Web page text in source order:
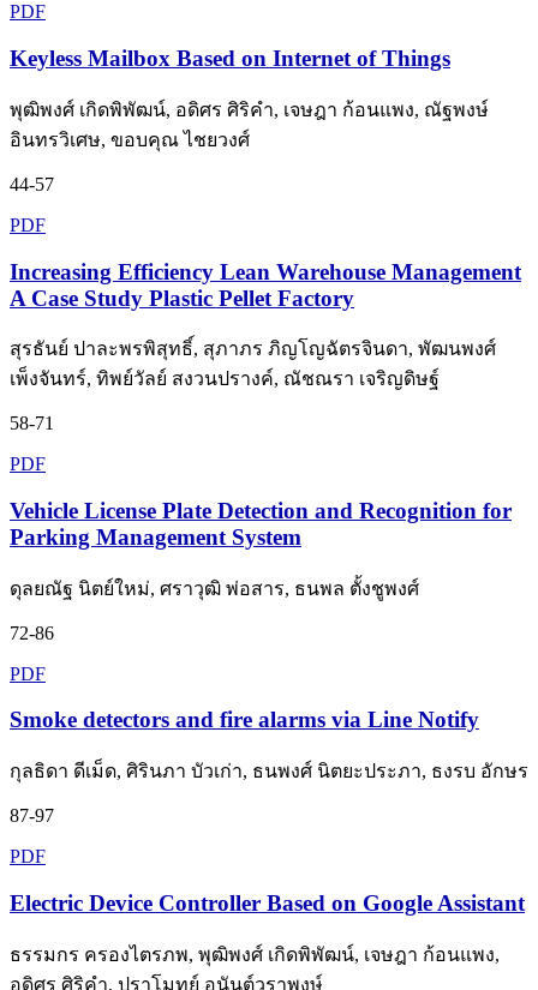
PDF
Keyless Mailbox Based on Internet of Things
พุฒิพงศ์ เกิดพิพัฒน์, อดิศร ศิริคำ, เจษฎา ก้อนแพง, ณัฐพงษ์
อินทรวิเศษ, ขอบคุณ ไชยวงศ์
44-57
PDF
Increasing Efficiency Lean Warehouse Management
A Case Study Plastic Pellet Factory
สุรธันย์ ปาละพรพิสุทธิ์, สุภาภร ภิญโญฉัตรจินดา, พัฒนพงศ์
เพ็งจันทร์, ทิพย์วัลย์ สงวนปรางค์, ณัชณรา เจริญดิษฐ์
58-71
PDF
Vehicle License Plate Detection and Recognition for
Parking Management System
ดุลยณัฐ นิตย์ใหม่, ศราวุฒิ พ่อสาร, ธนพล ตั้งชูพงศ์
72-86
PDF
Smoke detectors and fire alarms via Line Notify
กุลธิดา ดีเม็ด, ศิรินภา บัวเก่า, ธนพงศ์ นิตยะประภา, ธงรบ อักษร
87-97
PDF
Electric Device Controller Based on Google Assistant
ธรรมกร ครองไตรภพ, พุฒิพงศ์ เกิดพิพัฒน์, เจษฎา ก้อนแพง,
อดิศร ศิริคำ, ปราโมทย์ อนันต์วราพงษ์